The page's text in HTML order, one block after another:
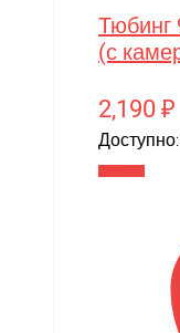
Тюбинг
(с
2,190 ₽
Доступно: